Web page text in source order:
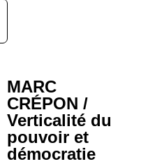
MARC
CRÉPON /
Verticalité du
pouvoir et
démocratie